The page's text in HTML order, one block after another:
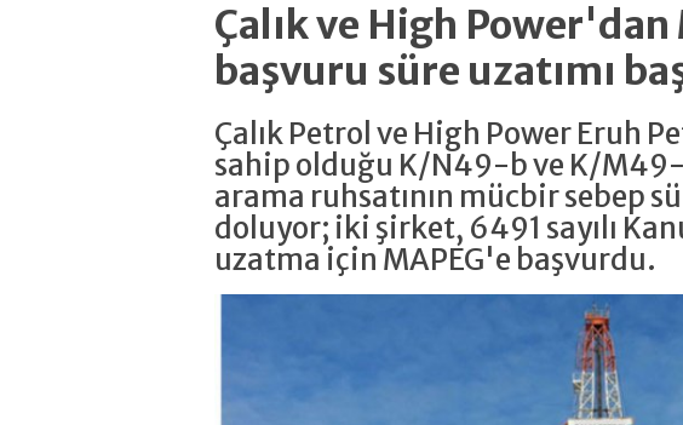
Çalık ve High Power'dan
başvuru süre uzatımı
Çalık Petrol ve High Power Eruh
sahip olduğu K/N49-b ve K/
arama ruhsatının mücbir sebep
doluyor; iki şirket, 6491 sayılı
uzatma için MAPEG'e başvurdu.